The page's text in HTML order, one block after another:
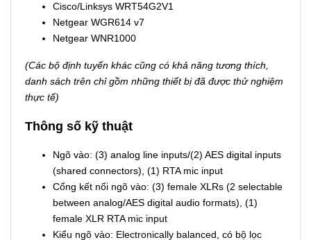
Cisco/Linksys WRT54G2V1
Netgear WGR614 v7
Netgear WNR1000
(Các bộ định tuyến khác cũng có khả năng tương thích,
danh sách trên chỉ gồm những thiết bị đã được thử nghiệm
thực tế)
Thông số kỹ thuật
Ngõ vào: (3) analog line inputs/(2) AES digital inputs
(shared connectors), (1) RTA mic input
Cổng kết nối ngõ vào: (3) female XLRs (2 selectable
between analog/AES digital audio formats), (1)
female XLR RTA mic input
Kiểu ngõ vào: Electronically balanced, có bộ lọc